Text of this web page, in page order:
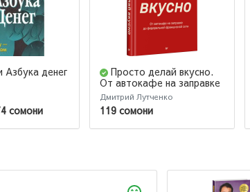
денег
сомони
Просто делай вкусно.
От автокафе на заправке
до федеральной
франшизной сети Coffee
Machine
Дмитрий Лутченко
119 сомони